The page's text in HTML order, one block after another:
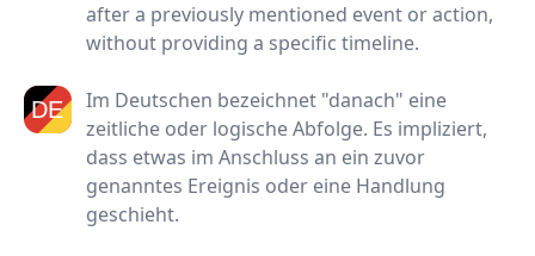
after a previously mentioned event or action,
without providing a specific timeline.
Im Deutschen bezeichnet "danach" eine
zeitliche oder logische Abfolge. Es impliziert,
dass etwas im Anschluss an ein zuvor
genanntes Ereignis oder eine Handlung
geschieht.